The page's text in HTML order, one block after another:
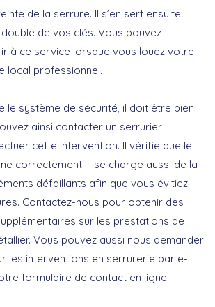
de la serrure. Il s’en sert ensuite
de vos clés. Vous pouvez
à ce service lorsque vous louez votre
local professionnel.
le système de sécurité, il doit être bien
ainsi contacter un serrurier
cette intervention. Il vérifie que le
correctement. Il se charge aussi de la
défaillants afin que vous évitiez
Contactez-nous pour obtenir des
sur les prestations de
Vous pouvez aussi nous demander
les interventions en serrurerie par e-
formulaire de contact en ligne.